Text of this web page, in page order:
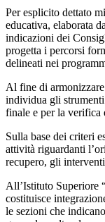
Per esplicito dettato
educativa, elaborata
indicazioni dei
progetta i percorsi
delineati nei
Al fine di
individua gli
finale e per la verifica
Sulla base dei criteri
attività riguardanti
recupero, gli
All’Istituto Superiore
costituisce
le sezioni che